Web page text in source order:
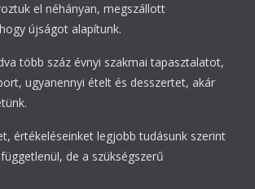
el néhányan, megszállott
újságot alapítunk.
több száz évnyi szakmai tapasztalatot,
ugyanennyi ételt és desszertet, akár
értékeléseinket legjobb tudásunk szerint
de a szükségszerű